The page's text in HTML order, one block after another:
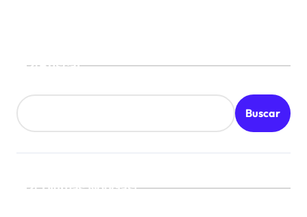
d
s
Buscar
Buscar
¡Ultimas Noticias!